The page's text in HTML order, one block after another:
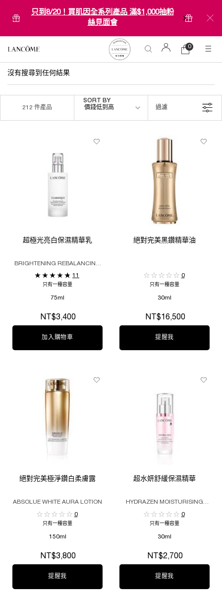
只到8/20！買肌因全系列產品 滿$1,000抽粉
絲見面會
購
物
0
0 product in
沒有搜尋到任何結果
212 件產品
Sort by
價錢低到高
SORT BY
過濾
FILTER MENU
超極光亮白保濕精華乳
BRIGHTENING REBALANCING
11
只有一種容量
75ml
NT$3,400
加入購物車
絕對完美黑鑽精華油
0
只有一種容量
30ml
NT$16,500
提醒我
絕對完美極淨鑽白柔膚露
ABSOLUE WHITE AURA LOTION
0
只有一種容量
150ml
NT$3,800
提醒我 WHEN THE 絕對完美極淨鑽白柔膚露 IS AVAILABLE
超水妍舒緩保濕精華
HYDRAZEN MOISTURISING
0
只有一種容量
30ml
NT$2,700
提醒我